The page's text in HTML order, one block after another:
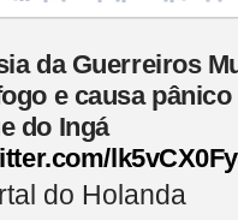
da Guerreiros
e causa pânico
do Ingá
do Holanda